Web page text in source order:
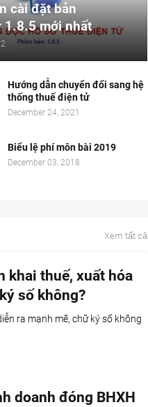
cài đặt bản
1.8.5 mới nhất
Hướng dẫn chuyển đổi sang hệ
thống thuế điện tử
December 24, 2021
Biểu lệ phí môn bài 2019
December 03, 2018
Xem tất cả
khai thuế, xuất hóa
số không?
ra mạnh mẽ, chữ ký số không
doanh đóng BHXH